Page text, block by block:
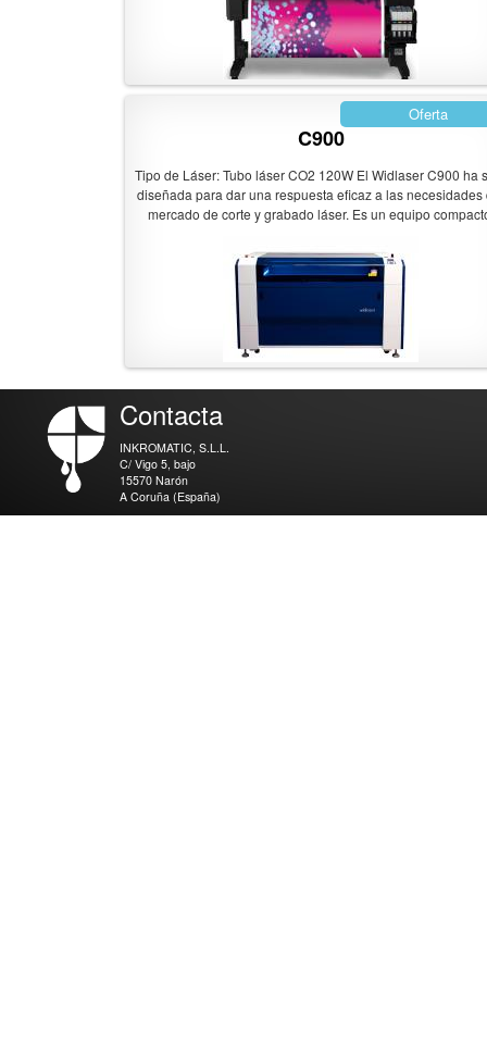
Oferta
C900
Tipo de Láser: Tubo láser CO2 120W El Widlaser C900 ha
diseñada para dar una respuesta eficaz a las necesidades
mercado de corte y grabado láser. Es un equipo
dual-chasis compacto permite disponer de todos los
necesarios para el bueno funcionamiento del equipo en un
volumen. Su diseño CleanProtect, con módulos lineales
especiales a prueba de polvo y humos, bajará el
permite alcanzar velocidades y aceleraciones hasta 3
rápido que los equipos convencionales. De esta forma,
aseguramos que el Widlaser C900 estará siempre
Contacta
INKROMATIC, S.L.L.
C/ Vigo 5, bajo
15570 Narón
A Coruña (España)